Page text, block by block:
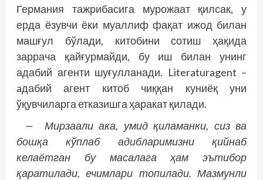
Германия тажрибасига мурожаат қилсак, у
ерда ёзувчи ёки муаллиф фақат ижод билан
машғул бўлади, китобини сотиш ҳақида
заррача қайғурмайди, бу иш билан унинг
адабий агенти шуғулланади. Literaturagent –
aдабий агент китоб чиққан куниёқ уни
ўқувчиларга етказишга ҳаракат қилади.
— Мирзаали ака, умид қиламанки, сиз ва
бошқа кўплаб адибларимизни қийнаб
келаётган бу масалага ҳам эътибор
қаратилади, ечимлари топилади. Мазмунли